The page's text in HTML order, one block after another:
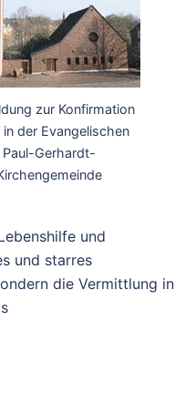
zur Konfirmation
in der Evangelischen
Paul-Gerhardt-
und
und starres
die Vermittlung in